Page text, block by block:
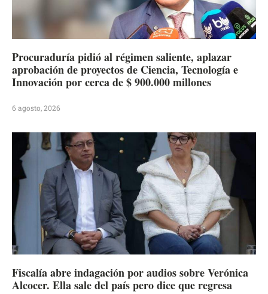
Procuraduría pidió al régimen saliente, aplazar
aprobación de proyectos de Ciencia, Tecnología e
Innovación por cerca de $ 900.000 millones
6 agosto, 2026
Fiscalía abre indagación por audios sobre Verónica
Alcocer. Ella sale del país pero dice que regresa